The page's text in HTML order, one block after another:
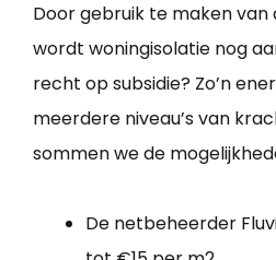
Door gebruik te maken van
wordt woningisolatie nog
recht op subsidie? Zo’n
meerdere niveau’s van
sommen we de
De netbeheerder